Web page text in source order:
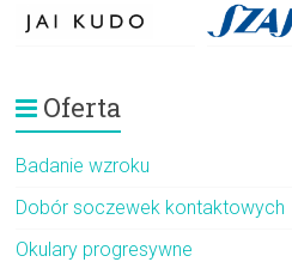
Oferta
Badanie wzroku
Dobór soczewek kontaktowych
Okulary progresywne